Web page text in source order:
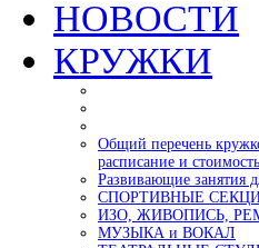
НОВОСТИ
КРУЖКИ
Общий перечень
расписание и стоимость
Развивающие занятия
СПОРТИВНЫЕ
ИЗО, ЖИВОПИСЬ,
МУЗЫКА и ВОКАЛ